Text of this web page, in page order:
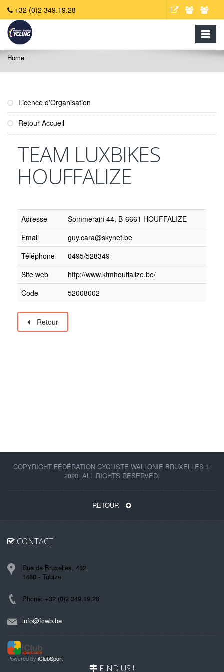
+32 (0)2 349.19.28
Home
Licence d'Organisation
Retour Accueil
TEAM LUXBIKES
HOUFFALIZE
Adresse
Sommerain 44, B-6661 HOUFFALIZE
Email
guy.cara@skynet.be
Téléphone
0495/528349
Site web
http://www.ktmhouffalize.be/
Code
52008002
Retour
COPYRIGHT FÉDÉRATION CYCLISTE WALLONIE BRUXELLES ©
2020. ALL RIGHTS RESERVED.
RETOUR
CONTACT
Rue de Bruxelles, 482
1480 - Tubize
Phone: +32 (0)2 349.19.28
info@fcwb.be
Powered by iClubSport
FIND US !